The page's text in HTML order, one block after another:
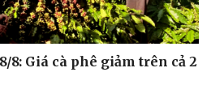
8: Giá cà phê giảm trên cả 2